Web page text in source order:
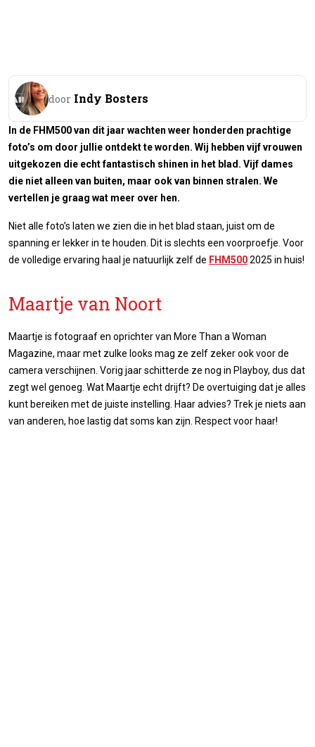
door Indy Bosters
In de FHM500 van dit jaar wachten weer honderden prachtige
foto’s om door jullie ontdekt te worden. Wij hebben vijf vrouwen
uitgekozen die echt fantastisch shinen in het blad. Vijf dames
die niet alleen van buiten, maar ook van binnen stralen. We
vertellen je graag wat meer over hen.
Niet alle foto’s laten we zien die in het blad staan, juist om de
spanning er lekker in te houden. Dit is slechts een voorproefje. Voor
de volledige ervaring haal je natuurlijk zelf de FHM5002025 in huis!
Maartje van Noort
Maartje is fotograaf en oprichter van More Than a Woman
Magazine, maar met zulke looks mag ze zelf zeker ook voor de
camera verschijnen. Vorig jaar schitterde ze nog in Playboy, dus dat
zegt wel genoeg. Wat Maartje echt drijft? De overtuiging dat je alles
kunt bereiken met de juiste instelling. Haar advies? Trek je niets aan
van anderen, hoe lastig dat soms kan zijn. Respect voor haar!